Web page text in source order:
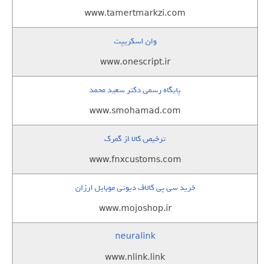
www.tamertmarkzi.com
وان اسکریپت
www.onescript.ir
پایگاه رسمی دکتر سعید محمد
www.smohamad.com
ترخیص کالا از گمرک
www.fnxcustoms.com
خرید سی پی کالاف دیوتی موبایل ارزان
www.mojoshop.ir
neuralink
www.nlink.link